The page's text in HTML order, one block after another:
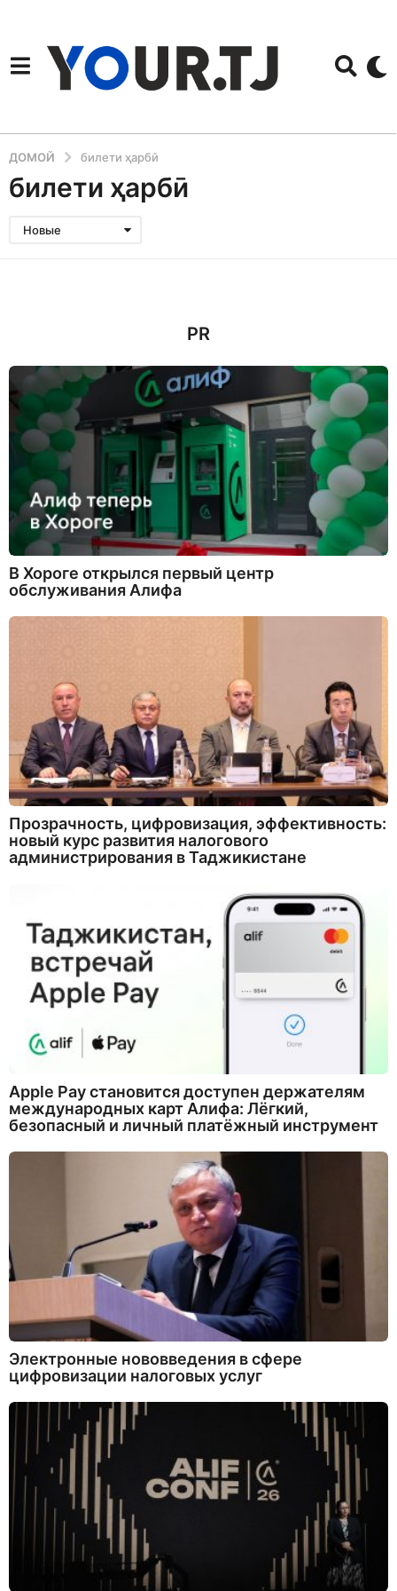
ДОМОЙ билети ҳарбӣ
билети ҳарбӣ
Новые
PR
В Хороге открылся первый центр
обслуживания Алифа
Прозрачность, цифровизация, эффективность:
новый курс развития налогового
администрирования в Таджикистане
Apple Pay становится доступен держателям
международных карт Алифа: Лёгкий,
безопасный и личный платёжный инструмент
Электронные нововведения в сфере
цифровизации налоговых услуг